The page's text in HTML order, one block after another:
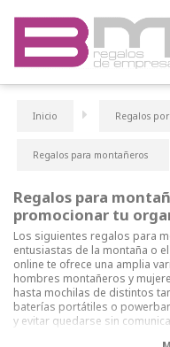
Inicio Regalos
Regalos para montañeros
Regalos para
promocionar tu
Los siguientes regalos para
entusiastas de la montaña o
online te ofrece una amplia
hombres montañeros y
hasta mochilas de distintos
baterías portátiles o
y evitar quedarse sin